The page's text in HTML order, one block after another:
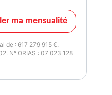
ma mensualité
de : 617 279 915 €.
N° ORIAS : 07 023 128